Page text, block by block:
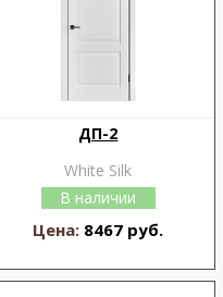
ДП-2
White Silk
В наличии
Цена: 8467 руб.